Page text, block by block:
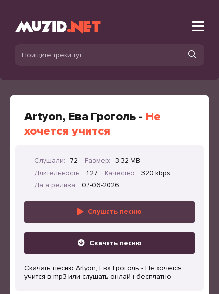
Artyon, Ева Гроголь - Не
хочется учится
Слушали: 72 Размер:
3.32 MB
Длительность:
1:27 Качество:
320 kbps
Дата релиза:
07-06-2026
Слушать песню
Скачать песню
Скачать песню Artyon, Ева Гроголь - Не хочется
учится в mp3 или слушать онлайн бесплатно